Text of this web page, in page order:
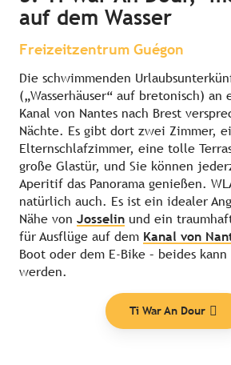
auf dem Wasser
Freizeitzentrum Guégon
Die schwimmenden
(„Wasserhäuser“ auf bretonisch) an
Kanal von Nantes nach Brest
Nächte. Es gibt dort zwei Zimmer,
Elternschlafzimmer, eine tolle
große Glastür, und Sie können
Aperitif das Panorama genießen.
natürlich auch. Es ist ein idealer
Nähe von Josselin und ein
für Ausflüge auf dem Kanal von
Boot oder dem E-Bike – beides
werden.
Ti War An Dour